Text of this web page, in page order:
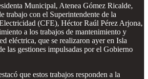
Municipal, Atenea Gómez Ricalde,
trabajo con el Superintendente de la
(CFE), Héctor Raúl Pérez Arjona,
a los trabajos de mantenimiento y
eléctrica, que se realizaron ayer en Isla
las gestiones impulsadas por el Gobierno
que estos trabajos responden a la